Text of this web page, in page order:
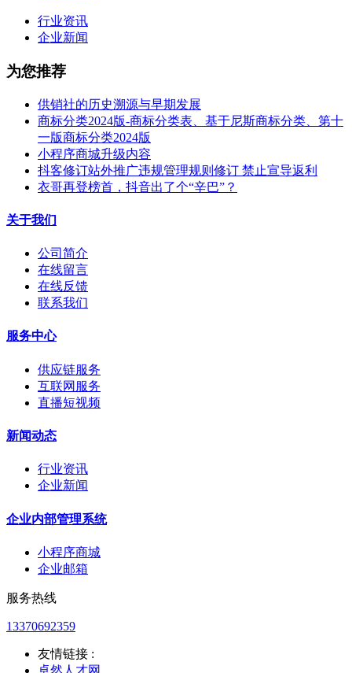
行业资讯
企业新闻
为您推荐
供销社的历史溯源与早期发展
商标分类2024版-商标分类表、基于尼斯商标分类、第十
一版商标分类2024版
小程序商城升级内容
抖客修订站外推广违规管理规则修订 禁止宣导返利
衣哥再登榜首，抖音出了个“辛巴”？
关于我们
公司简介
在线留言
在线反馈
联系我们
服务中心
供应链服务
互联网服务
直播短视频
新闻动态
行业资讯
企业新闻
企业内部管理系统
小程序商城
企业邮箱
服务热线
13370692359
友情链接 :
卓然人才网